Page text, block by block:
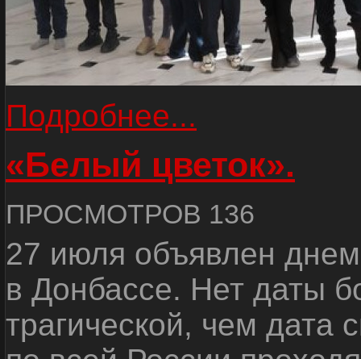
Подробнее...
«Белый цветок».
ПРОСМОТРОВ 136
27 июля объявлен
в Донбассе. Нет даты
трагической, чем дата